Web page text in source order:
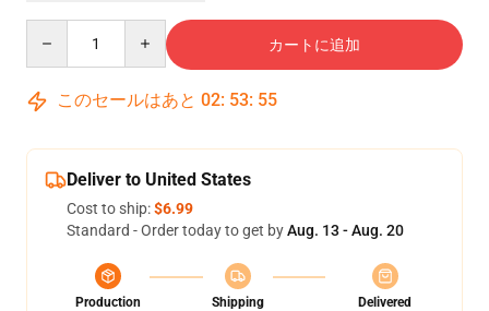
カートに追加
このセールはあと 02: 53: 55
Deliver to United States
Cost to ship:$6.99
Standard - Order today to get byAug. 13 - Aug. 20
Production
Shipping
Delivered